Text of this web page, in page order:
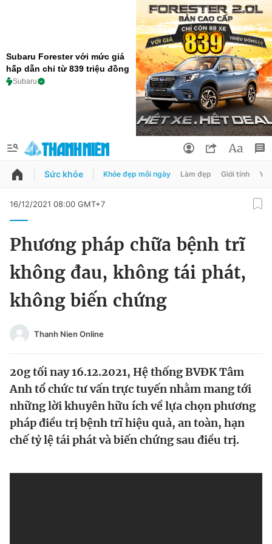
Subaru Forester với mức giá
hấp dẫn chỉ từ 839 triệu đồng
Subaru
QUẢNG CÁO ĐẶT BÁO
Chào ngày mới Tin 24h
Video Magazine
Sản phẩm khác
Đổi mật khẩu
Tin đã lưu
Tin đã xem
Đăng xuất
Sức khỏe Khỏe đẹp mỗi ngày Làm đẹp Giới tính Y
16/12/2021 08:00 GMT+7
Phương pháp chữa bệnh trĩ
không đau, không tái phát,
không biến chứng
Thanh Nien Online
20g tối nay 16.12.2021, Hệ thống BVĐK Tâm
Anh tổ chức tư vấn trực tuyến nhằm mang tới
những lời khuyên hữu ích về lựa chọn phương
pháp điều trị bệnh trĩ hiệu quả, an toàn, hạn
chế tỷ lệ tái phát và biến chứng sau điều trị.